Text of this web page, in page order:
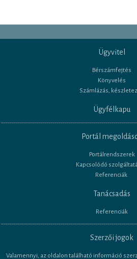
Ügyvitel
Bérszámfejtés
Könyvelés
Számlázás,
Ügyfélkapu
Portál
Portálrendszerek
Kapcsolódó
Referenciák
Tanácsadás
Referenciák
Szerzői jogok
Valamennyi, az oldalon található információ